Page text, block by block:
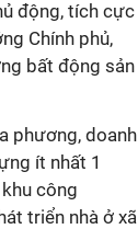
động, tích cực
Chính phủ,
bất động sản
phương, doanh
ít nhất 1
công
triển nhà ở xã